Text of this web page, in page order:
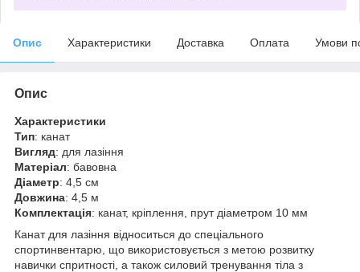
Опис Характеристики Доставка Оплата Умови
Опис
Характеристики
Тип: канат
Вигляд: для лазіння
Матеріал: бавовна
Діаметр: 4,5 см
Довжина: 4,5 м
Комплектація: канат, кріплення, прут діаметром 10 мм
Канат для лазіння відноситься до спеціального
спортинвентарю, що використовується з метою розвитку
навички спритності, а також силовий тренування тіла з